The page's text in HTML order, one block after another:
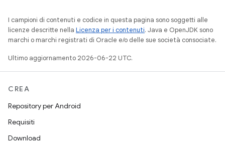
I campioni di contenuti e codice in questa pagina sono soggetti alle
licenze descritte nella Licenza per i contenuti. Java e OpenJDK sono
marchi o marchi registrati di Oracle e/o delle sue società consociate.
Ultimo aggiornamento 2026-06-22 UTC.
CREA
Repository per Android
Requisiti
Download